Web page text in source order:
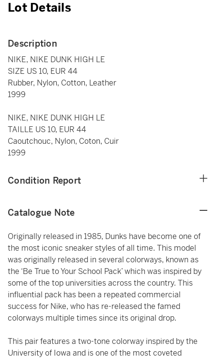
Lot Details
Description
NIKE, NIKE DUNK HIGH LE
SIZE US 10, EUR 44
Rubber, Nylon, Cotton, Leather
1999
NIKE, NIKE DUNK HIGH LE
TAILLE US 10, EUR 44
Caoutchouc, Nylon, Coton, Cuir
1999
Condition Report
Catalogue Note
Originally released in 1985, Dunks have become one of
the most iconic sneaker styles of all time. This model
was originally released in several colorways, known as
the ‘Be True to Your School Pack’ which was inspired by
some of the top universities across the country. This
influential pack has been a repeated commercial
success for Nike, who has re-released the famed
colorways multiple times since its original drop.
This pair features a two-tone colorway inspired by the
University of Iowa and is one of the most coveted